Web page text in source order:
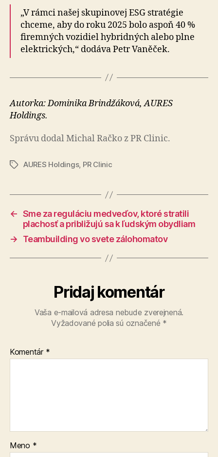
„V rámci našej skupinovej ESG stratégie
chceme, aby do roku 2025 bolo aspoň 40 %
firemných vozidiel hybridných alebo plne
elektrických,“ dodáva Petr Vaněček.
Autorka: Dominika Brindžáková, AURES
Holdings.
Správu dodal Michal Račko z PR Clinic.
ZnačkyAURES Holdings, PR Clinic
← Sme za reguláciu medveďov, ktoré stratili
plachosť a približujú sa k ľudským obydliam
→
Teambuilding vo svete zálohomatov
Pridaj komentár
Vaša e-mailová adresa nebude zverejnená.
Vyžadované polia sú označené *
Komentár *
Meno *